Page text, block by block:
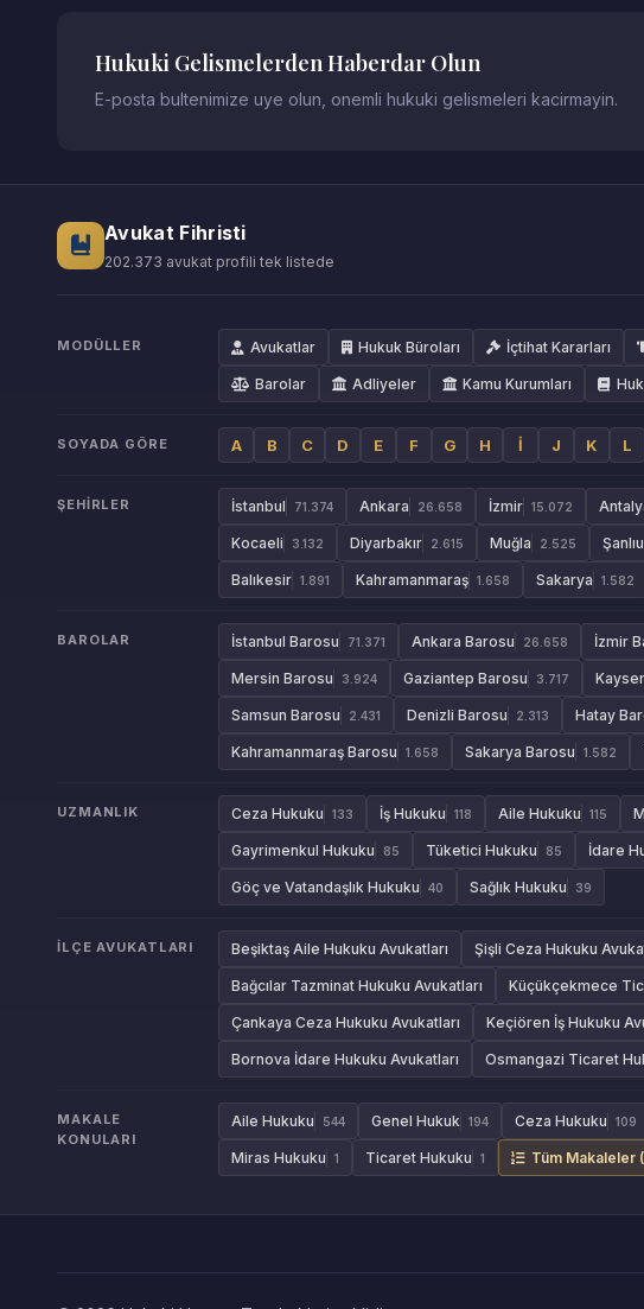
Hukuki Gelismelerden Haberdar Olun
E-posta bultenimize uye olun, onemli hukuki gelismeleri kacirmayin.
Avukat Fihristi
202.373 avukat profili tek listede
MODÜLLER Avukatlar Hukuk Büroları İçtihat Kararları
Barolar Adliyeler Kamu Kurumları
SOYADA GÖRE A B C D E F G H İ J K L
ŞEHIRLER İstanbul 71.374 Ankara 26.658 İzmir 15.072
Kocaeli 3.132 Diyarbakır 2.615 Muğla 2.525
Balıkesir 1.891 Kahramanmaraş 1.658 Sakarya 1.582
BAROLAR İstanbul Barosu 71.371 Ankara Barosu 26.658 İzmir
Mersin Barosu 3.924 Gaziantep Barosu 3.717
Samsun Barosu 2.431 Denizli Barosu 2.313 Hatay
Kahramanmaraş Barosu 1.658 Sakarya Barosu 1.582
UZMANLIK Ceza Hukuku 133 İş Hukuku 118 Aile Hukuku 115
Gayrimenkul Hukuku 85 Tüketici Hukuku 85 İdare
Göç ve Vatandaşlık Hukuku 40 Sağlık Hukuku 39
İLÇE AVUKATLARI Beşiktaş Aile Hukuku Avukatları Şişli Ceza Hukuku
Bağcılar Tazminat Hukuku Avukatları Küçükçekmece
Çankaya Ceza Hukuku Avukatları Keçiören İş Hukuku
Bornova İdare Hukuku Avukatları Osmangazi Ticaret
MAKALE
KONULARI
Aile Hukuku 544 Genel Hukuk 194 Ceza Hukuku 109
Miras Hukuku 1 Ticaret Hukuku 1 Tüm Makaleler